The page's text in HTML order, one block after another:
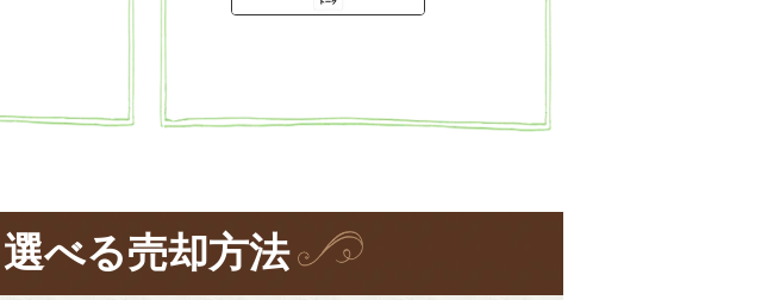
選べる売却方法